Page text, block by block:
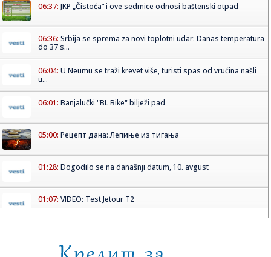
06:37: JKP „Čistoća“ i ove sedmice odnosi baštenski otpad
06:36: Srbija se sprema za novi toplotni udar: Danas temperatura
do 37 s...
06:04: U Neumu se traži krevet više, turisti spas od vrućina našli
u...
06:01: Banjalučki "BL Bike" bilježi pad
05:00: Рецепт дана: Лепиње из тигања
01:28: Dogodilo se na današnji datum, 10. avgust
01:07: VIDEO: Test Jetour T2